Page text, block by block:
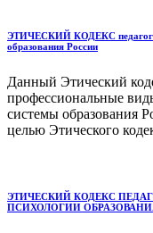
ЭТИЧЕСКИЙ КОДЕКС педагога-
образования России
Данный Этический
профессиональные
системы образования
целью Этического
ЭТИЧЕСКИЙ КОДЕКС
ПСИХОЛОГИИ